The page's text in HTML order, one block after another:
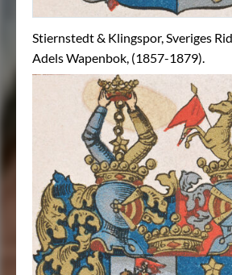
Stiernstedt & Klingspor, Sveriges
Adels Wapenbok, (1857-1879).